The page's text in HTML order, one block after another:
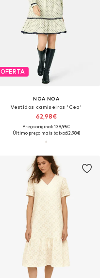
OFERTA
NOA NOA
Vestidos camiseiros 'Cea'
62,98€
Preço original: 139,95€
Último preço mais baixo:62,98€